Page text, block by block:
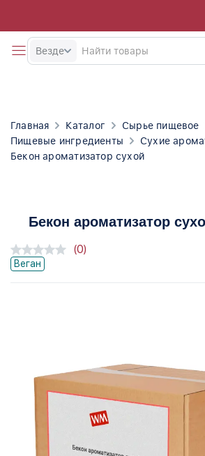
Везде
Главная Каталог
Сырье пищевое
Пищевые ингредиенты
Сухие
Бекон ароматизатор сухой
Бекон ароматизатор
Веган
(0)